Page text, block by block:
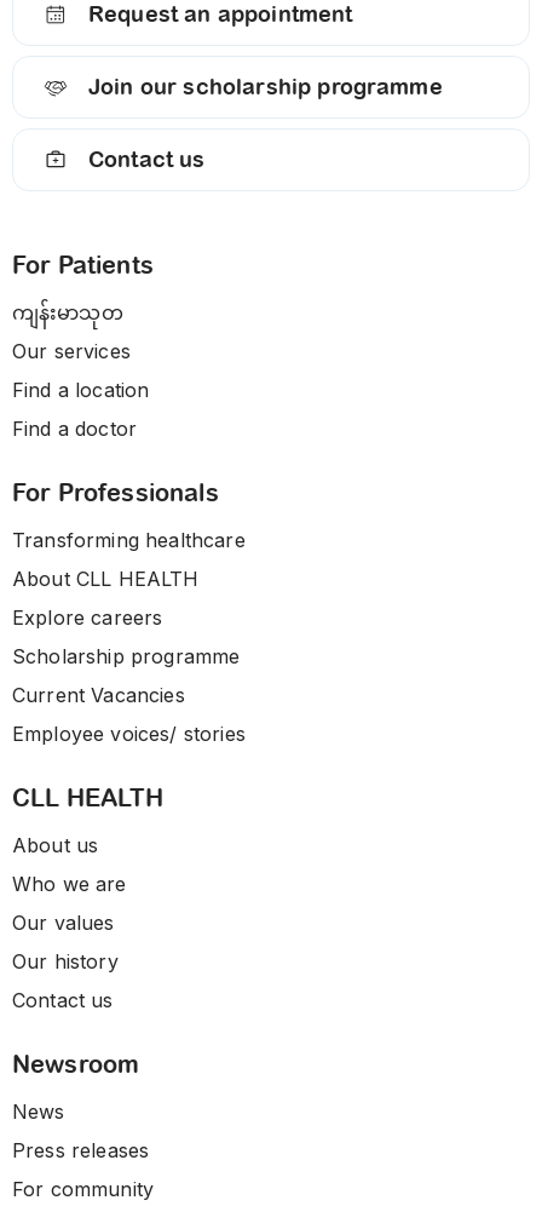
Request an appointment
Join our scholarship programme
Contact us
For Patients
ကျန်းမာသုတ
Our services
Find a location
Find a doctor
For Professionals
Transforming healthcare
About CLL HEALTH
Explore careers
Scholarship programme
Current Vacancies
Employee voices/ stories
CLL HEALTH
About us
Who we are
Our values
Our history
Contact us
Newsroom
News
Press releases
For community